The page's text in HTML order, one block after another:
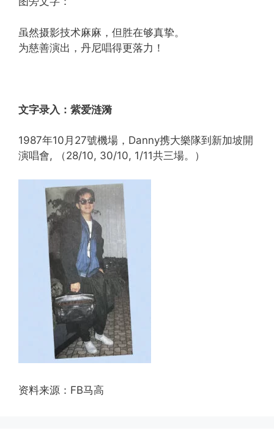
虽然摄影技术麻麻，但胜在够真挚。
为慈善演出，丹尼唱得更落力！
文字录入：紫爱涟漪
1987年10月27號機場，Danny携大樂隊到新加坡開
演唱會, （28/10, 30/10, 1/11共三場。）
资料来源：FB马高